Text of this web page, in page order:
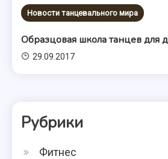
Новости танцевального мира
Образцовая школа танцев для
29.09.2017
Рубрики
Фитнес